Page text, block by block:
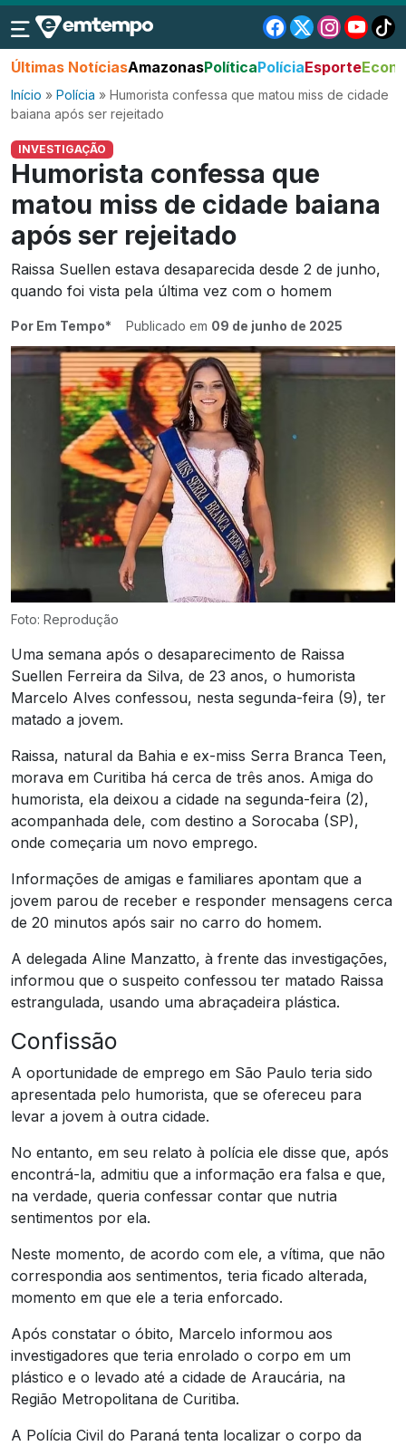
Últimas NotíciasAmazonasPolíticaPolíciaEsporte
Início » Polícia » Humorista confessa que matou miss de cidade
baiana após ser rejeitado
INVESTIGAÇÃO
Humorista confessa que
matou miss de cidade baiana
após ser rejeitado
Raissa Suellen estava desaparecida desde 2 de junho,
quando foi vista pela última vez com o homem
Por Em Tempo* Publicado em 09 de junho de 2025
Foto: Reprodução
Uma semana após o desaparecimento de Raissa
Suellen Ferreira da Silva, de 23 anos, o humorista
Marcelo Alves confessou, nesta segunda-feira (9), ter
matado a jovem.
Raissa, natural da Bahia e ex-miss Serra Branca Teen,
morava em Curitiba há cerca de três anos. Amiga do
humorista, ela deixou a cidade na segunda-feira (2),
acompanhada dele, com destino a Sorocaba (SP),
onde começaria um novo emprego.
Informações de amigas e familiares apontam que a
jovem parou de receber e responder mensagens cerca
de 20 minutos após sair no carro do homem.
A delegada Aline Manzatto, à frente das investigações,
informou que o suspeito confessou ter matado Raissa
estrangulada, usando uma abraçadeira plástica.
Confissão
A oportunidade de emprego em São Paulo teria sido
apresentada pelo humorista, que se ofereceu para
levar a jovem à outra cidade.
No entanto, em seu relato à polícia ele disse que, após
encontrá-la, admitiu que a informação era falsa e que,
na verdade, queria confessar contar que nutria
sentimentos por ela.
Neste momento, de acordo com ele, a vítima, que não
correspondia aos sentimentos, teria ficado alterada,
momento em que ele a teria enforcado.
Após constatar o óbito, Marcelo informou aos
investigadores que teria enrolado o corpo em um
plástico e o levado até a cidade de Araucária, na
Região Metropolitana de Curitiba.
A Polícia Civil do Paraná tenta localizar o corpo da